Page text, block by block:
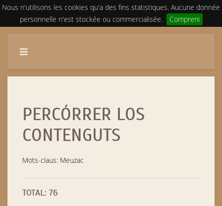
Nous n'utilisons les cookies qu'a des fins statistiques. Aucune donnée
personnelle n'est stockée ou commercialisée.
Compreni
PERCÓRRER LOS
CONTENGUTS
Mots-claus: Meuzac
TOTAL: 76